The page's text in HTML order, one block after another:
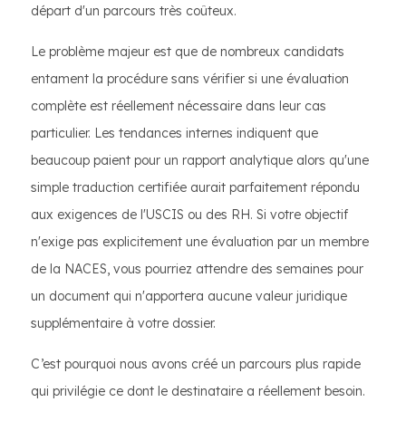
départ d'un parcours très coûteux.
Le problème majeur est que de nombreux candidats
entament la procédure sans vérifier si une évaluation
complète est réellement nécessaire dans leur cas
particulier. Les tendances internes indiquent que
beaucoup paient pour un rapport analytique alors qu'une
simple traduction certifiée aurait parfaitement répondu
aux exigences de l'USCIS ou des RH. Si votre objectif
n'exige pas explicitement une évaluation par un membre
de la NACES, vous pourriez attendre des semaines pour
un document qui n'apportera aucune valeur juridique
supplémentaire à votre dossier.
C’est pourquoi nous avons créé un parcours plus rapide
qui privilégie ce dont le destinataire a réellement besoin.